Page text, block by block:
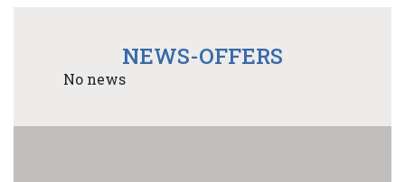
NEWS-OFFERS
No news